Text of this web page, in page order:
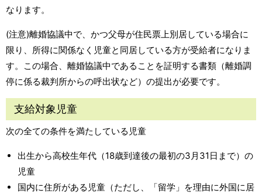
なります。
(注意)離婚協議中で、かつ父母が住民票上別居している場合に
限り、所得に関係なく児童と同居している方が受給者になりま
す。この場合、離婚協議中であることを証明する書類（離婚調
停に係る裁判所からの呼出状など）の提出が必要です。
支給対象児童
次の全ての条件を満たしている児童
出生から高校生年代（18歳到達後の最初の3月31日まで）の
児童
国内に住所がある児童（ただし、「留学」を理由に外国に居